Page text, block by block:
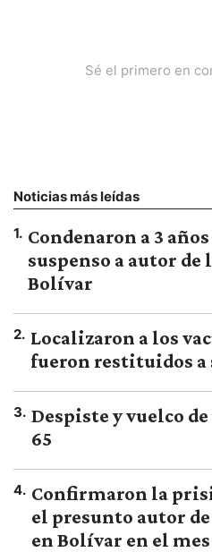
Sé el primero en
Noticias más leídas
1. Condenaron a 3
suspenso a autor de
Bolívar
2. Localizaron a los
fueron restituidos a
3. Despiste y vuelco
65
4. Confirmaron la
el presunto autor
en Bolívar en el